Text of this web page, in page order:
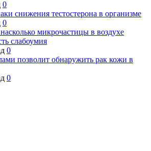
0
снижения тестостерона в организме
0
микрочастицы в воздухе
слабоумия
0
позволит обнаружить рак кожи в
0